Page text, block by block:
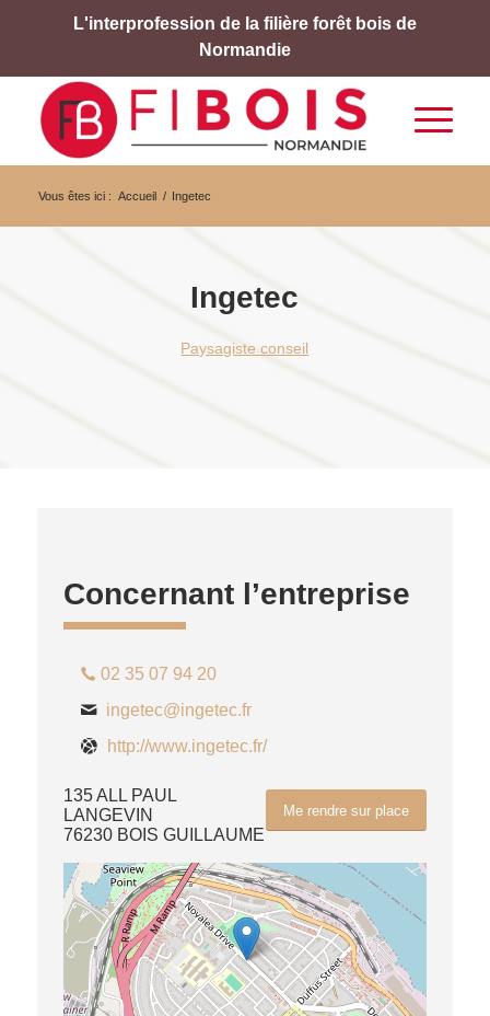
L'interprofession de la filière forêt bois de
Normandie
Vous êtes ici : Accueil / Ingetec
Ingetec
Paysagiste conseil
Concernant l’entreprise
02 35 07 94 20
ingetec@ingetec.fr
http://www.ingetec.fr/
Me rendre sur place
135 ALL PAUL
LANGEVIN
76230 BOIS GUILLAUME